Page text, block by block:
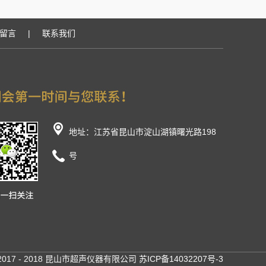
言 | 联系我们
地址：江苏省昆山市淀山湖镇曙光路198
号
- 2018 昆山市超声仪器有限公司 苏ICP备14032207号-3